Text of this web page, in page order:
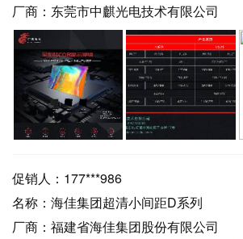
厂商： 东莞市中麒光电技术有限公司
促销人： 177***986
名称： 海佳集团超清小间距D系列
厂商： 福建省海佳集团股份有限公司